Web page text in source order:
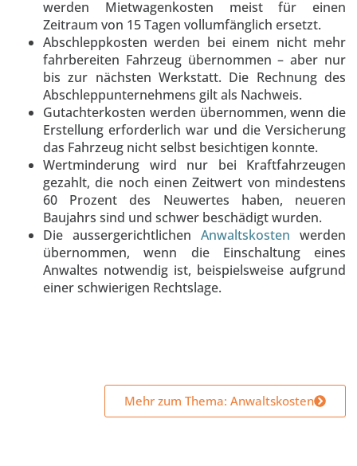
werden Mietwagenkosten meist für einen
Zeitraum von 15 Tagen vollumfänglich ersetzt.
Abschleppkosten werden bei einem nicht mehr
fahrbereiten Fahrzeug übernommen – aber nur
bis zur nächsten Werkstatt. Die Rechnung des
Abschleppunternehmens gilt als Nachweis.
Gutachterkosten werden übernommen, wenn die
Erstellung erforderlich war und die Versicherung
das Fahrzeug nicht selbst besichtigen konnte.
Wertminderung wird nur bei Kraftfahrzeugen
gezahlt, die noch einen Zeitwert von mindestens
60 Prozent des Neuwertes haben, neueren
Baujahrs sind und schwer beschädigt wurden.
Die aussergerichtlichen Anwaltskosten werden
übernommen, wenn die Einschaltung eines
Anwaltes notwendig ist, beispielsweise aufgrund
einer schwierigen Rechtslage.
Mehr zum Thema: Anwaltskosten